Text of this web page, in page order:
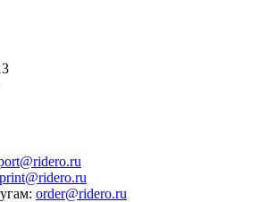
print@ridero.ru
: order@ridero.ru